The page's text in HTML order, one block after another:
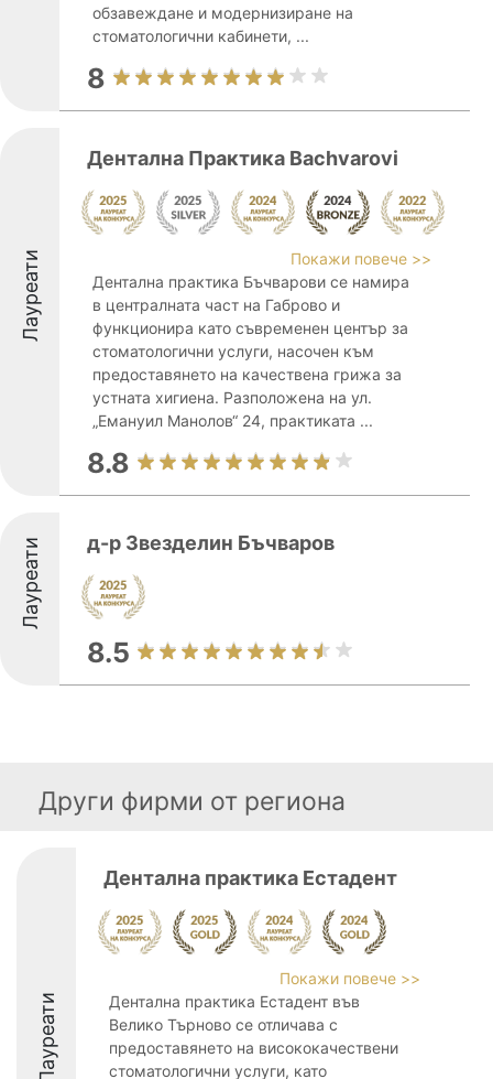
обзавеждане и модернизиране на
стоматологични кабинети, ...
8
Лауреати
Дентална Практика Bachvarovi
Покажи повече >>
Дентална практика Бъчварови се намира
в централната част на Габрово и
функционира като съвременен център за
стоматологични услуги, насочен към
предоставянето на качествена грижа за
устната хигиена. Разположенa на ул.
„Емануил Манолов“ 24, практиката ...
8.8
Лауреати д-р Звезделин Бъчваров
8.5
Други фирми от региона
Лауреати
Дентална практика Естадент
Покажи повече >>
Дентална практика Естадент във
Велико Търново се отличава с
предоставянето на висококачествени
стоматологични услуги, като